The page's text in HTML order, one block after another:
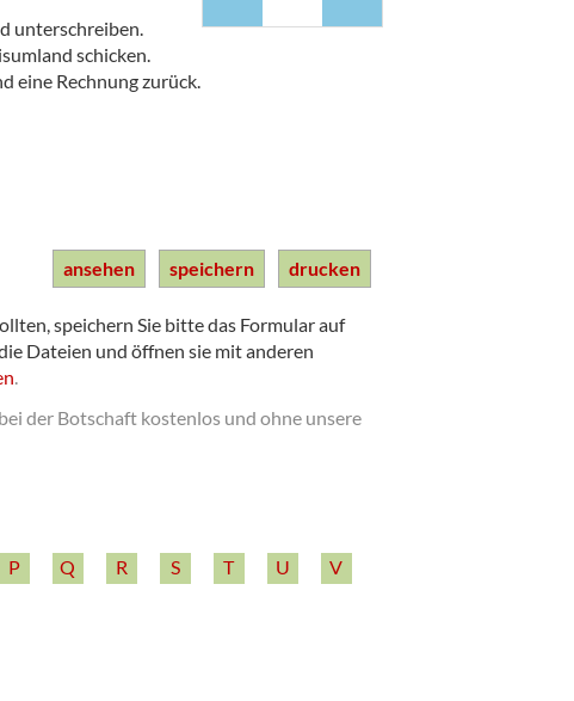
unterschreiben.
schicken.
eine Rechnung zurück.
ansehen speichern drucken
speichern Sie bitte das Formular auf
Dateien und öffnen sie mit anderen
.
der Botschaft kostenlos und ohne unsere
P Q R S T U
V